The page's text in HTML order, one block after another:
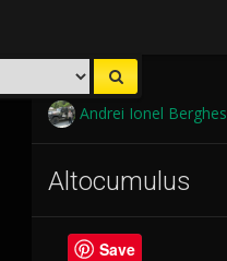
Andrei Ionel Berghes
Altocumulus
Save